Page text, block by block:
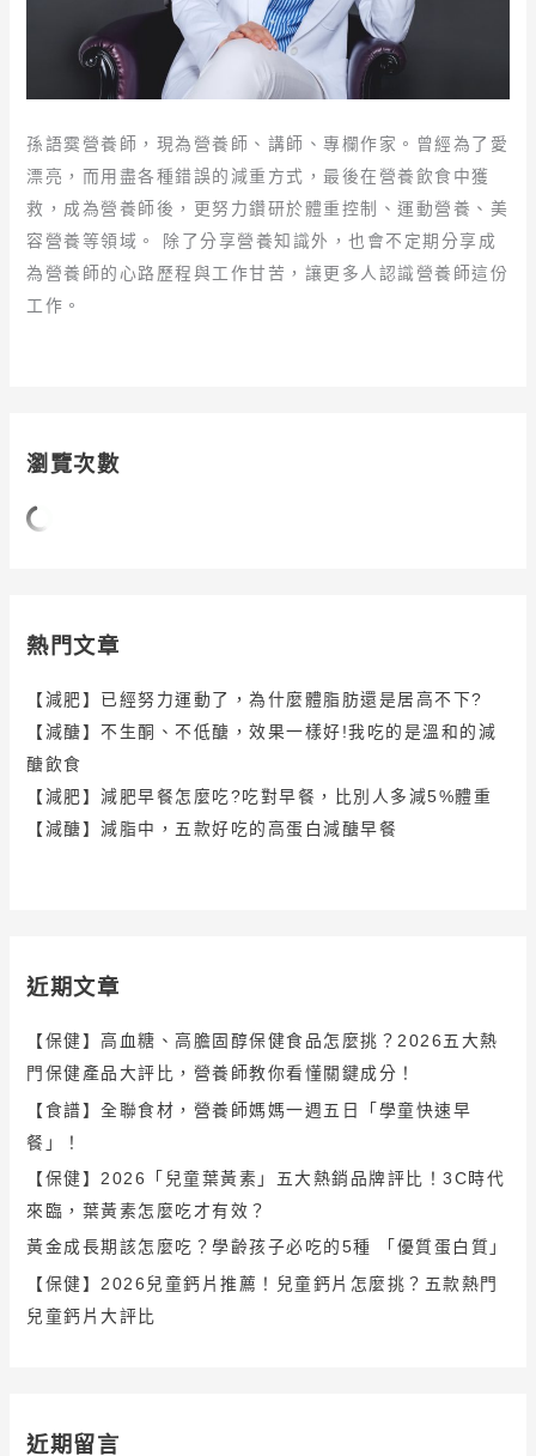
孫語霙營養師，現為營養師、講師、專欄作家。曾經為了愛
漂亮，而用盡各種錯誤的減重方式，最後在營養飲食中獲
救，成為營養師後，更努力鑽研於體重控制、運動營養、美
容營養等領域。 除了分享營養知識外，也會不定期分享成
為營養師的心路歷程與工作甘苦，讓更多人認識營養師這份
工作。
瀏覽次數
熱門文章
【減肥】已經努力運動了，為什麼體脂肪還是居高不下?
【減醣】不生酮、不低醣，效果一樣好!我吃的是溫和的減
醣飲食
【減肥】減肥早餐怎麼吃?吃對早餐，比別人多減5%體重
【減醣】減脂中，五款好吃的高蛋白減醣早餐
近期文章
【保健】高血糖、高膽固醇保健食品怎麼挑？2026五大熱
門保健產品大評比，營養師教你看懂關鍵成分！
【食譜】全聯食材，營養師媽媽一週五日「學童快速早
餐」！
【保健】2026「兒童葉黃素」五大熱銷品牌評比！3C時代
來臨，葉黃素怎麼吃才有效？
黃金成長期該怎麼吃？學齡孩子必吃的5種 「優質蛋白質」
【保健】2026兒童鈣片推薦！兒童鈣片怎麼挑？五款熱門
兒童鈣片大評比
近期留言